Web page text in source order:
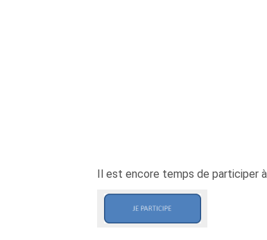
Il est encore temps de participer